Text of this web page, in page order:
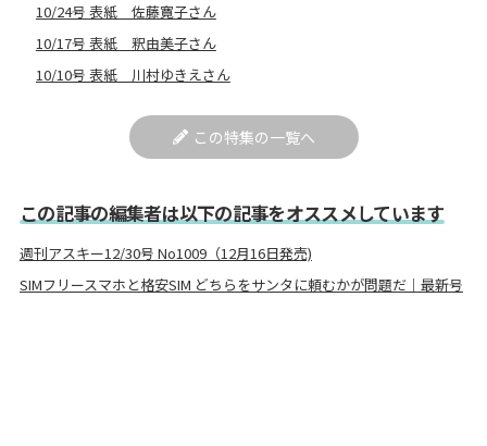
10/24号 表紙 佐藤寛子さん
10/17号 表紙 釈由美子さん
10/10号 表紙 川村ゆきえさん
この特集の一覧へ
この記事の編集者は以下の記事をオススメしています
週刊アスキー12/30号 No1009（12月16日発売)
SIMフリースマホと格安SIM どちらをサンタに頼むかが問題だ｜最新号